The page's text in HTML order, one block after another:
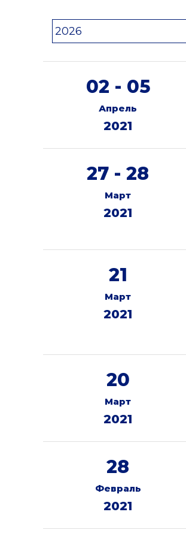
02 - 05
Апрель
2021
27 - 28
Март
2021
21
Март
2021
20
Март
2021
28
Февраль
2021